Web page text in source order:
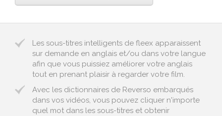
Les sous-titres intelligents de fleex apparaissent
sur demande en anglais et/ou dans votre langue
afin que vous puissiez améliorer votre anglais
tout en prenant plaisir à regarder votre film.
Avec les dictionnaires de Reverso embarqués
dans vos vidéos, vous pouvez cliquer n'importe
quel mot dans les sous-titres et obtenir